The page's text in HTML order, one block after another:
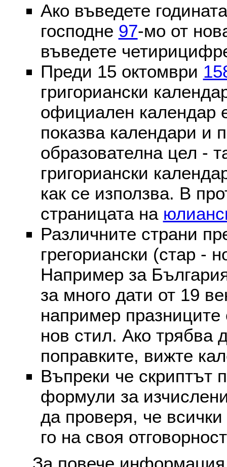
Ако въведете
господне 97-мо от
въведете
Преди 15 октомври
григориански
официален календар
показва календари и
образователна цел -
григориански
как се използва. В
страницата на
Различните страни
грегориански (стар -
Например за
за много дати от 19
например празниците
нов стил. Ако трябва
поправките, вижте
Въпреки че скриптът
формули за
да проверя, че
го на своя